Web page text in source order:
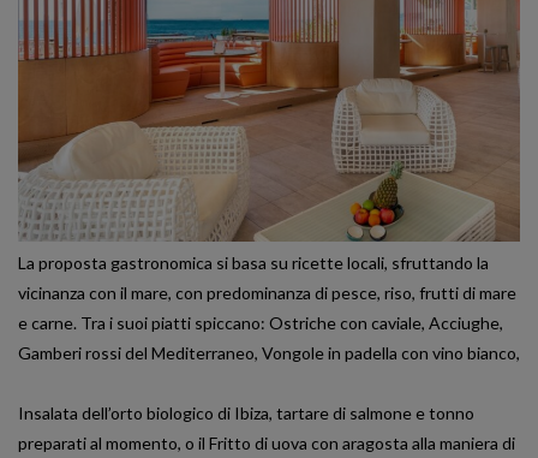
La proposta gastronomica si basa su ricette locali, sfruttando la
vicinanza con il mare, con predominanza di pesce, riso, frutti di mare
e carne. Tra i suoi piatti spiccano: Ostriche con caviale, Acciughe,
Gamberi rossi del Mediterraneo, Vongole in padella con vino bianco,
Insalata dell’orto biologico di Ibiza, tartare di salmone e tonno
preparati al momento, o il Fritto di uova con aragosta alla maniera di